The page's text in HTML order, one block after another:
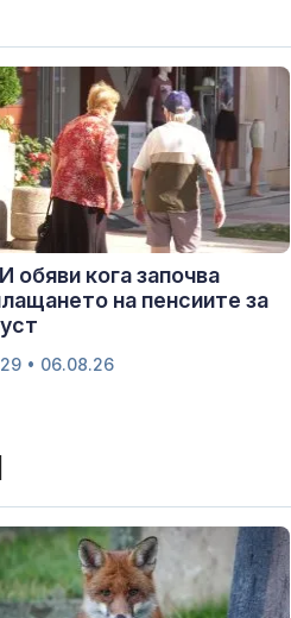
обяви кога започва
на пенсиите за
• 06.08.26